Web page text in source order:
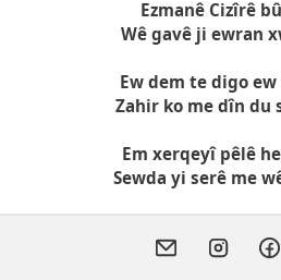
Ezmanê Cizîrê
Wê gavê ji ewran
Ew dem te digo
Zahir ko me dîn du
Em xerqeyî pêlê
Sewda yi serê me
Bi hêl û qiwet